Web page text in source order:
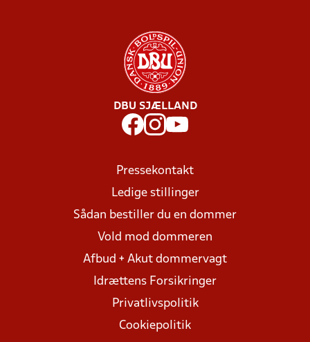
DBU SJÆLLAND
Pressekontakt
Ledige stillinger
Sådan bestiller du en dommer
Vold mod dommeren
Afbud + Akut dommervagt
Idrættens Forsikringer
Privatlivspolitik
Cookiepolitik